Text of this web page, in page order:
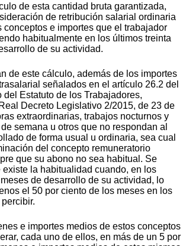
de esta cantidad bruta garantizada,
de retribución salarial ordinaria
conceptos e importes que el trabajador
habitualmente en los últimos treinta
de su actividad.
de este cálculo, además de los importes
señalados en el artículo 26.2 del
del Estatuto de los Trabajadores,
Decreto Legislativo 2/2015, de 23 de
extraordinarias, trabajos nocturnos y
semana u otros que no respondan al
de forma usual u ordinaria, sea cual
del concepto remuneratorio
que su abono no sea habitual. Se
existe la habitualidad cuando, en los
de desarrollo de su actividad, lo
el 50 por ciento de los meses en los
e importes medios de estos conceptos
cada uno de ellos, en más de un 5 por